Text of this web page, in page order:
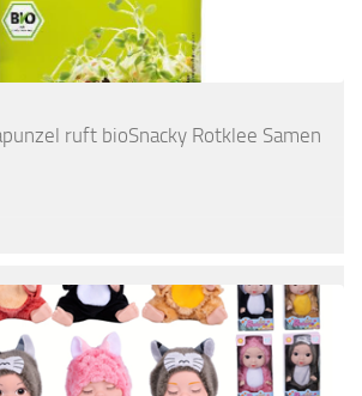
ruft bioSnacky Rotklee Samen